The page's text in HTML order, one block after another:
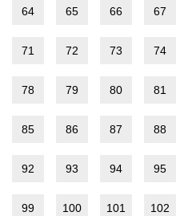
64 65 66 67
71 72 73 74
78 79 80 81
85 86 87 88
92 93 94 95
99 100 101 102